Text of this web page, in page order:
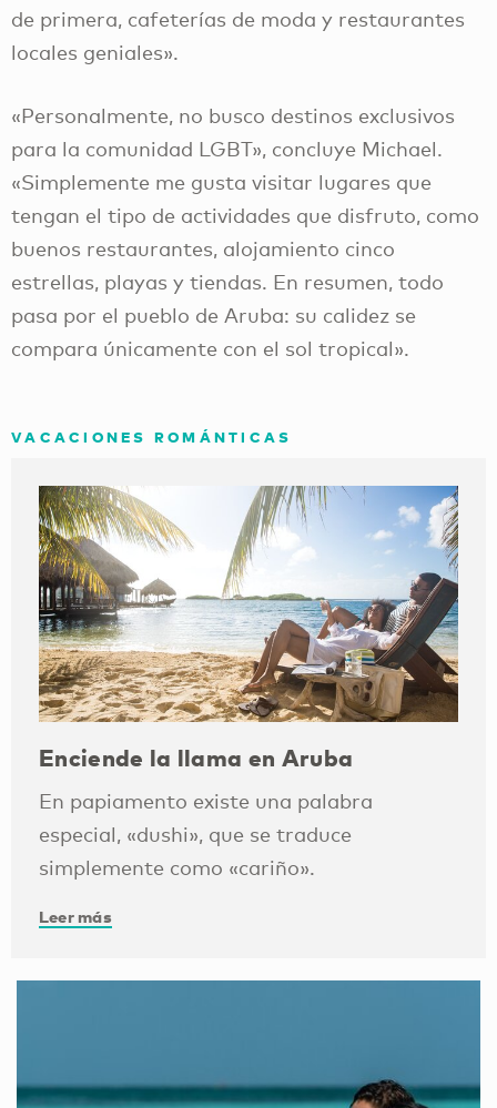
de primera, cafeterías de moda y restaurantes
locales geniales».
«Personalmente, no busco destinos exclusivos
para la comunidad LGBT», concluye Michael.
«Simplemente me gusta visitar lugares que
tengan el tipo de actividades que disfruto, como
buenos restaurantes, alojamiento cinco
estrellas, playas y tiendas. En resumen, todo
pasa por el pueblo de Aruba: su calidez se
compara únicamente con el sol tropical».
VACACIONES ROMÁNTICAS
Enciende la llama en Aruba
En papiamento existe una palabra
especial, «dushi», que se traduce
simplemente como «cariño».
Leer más